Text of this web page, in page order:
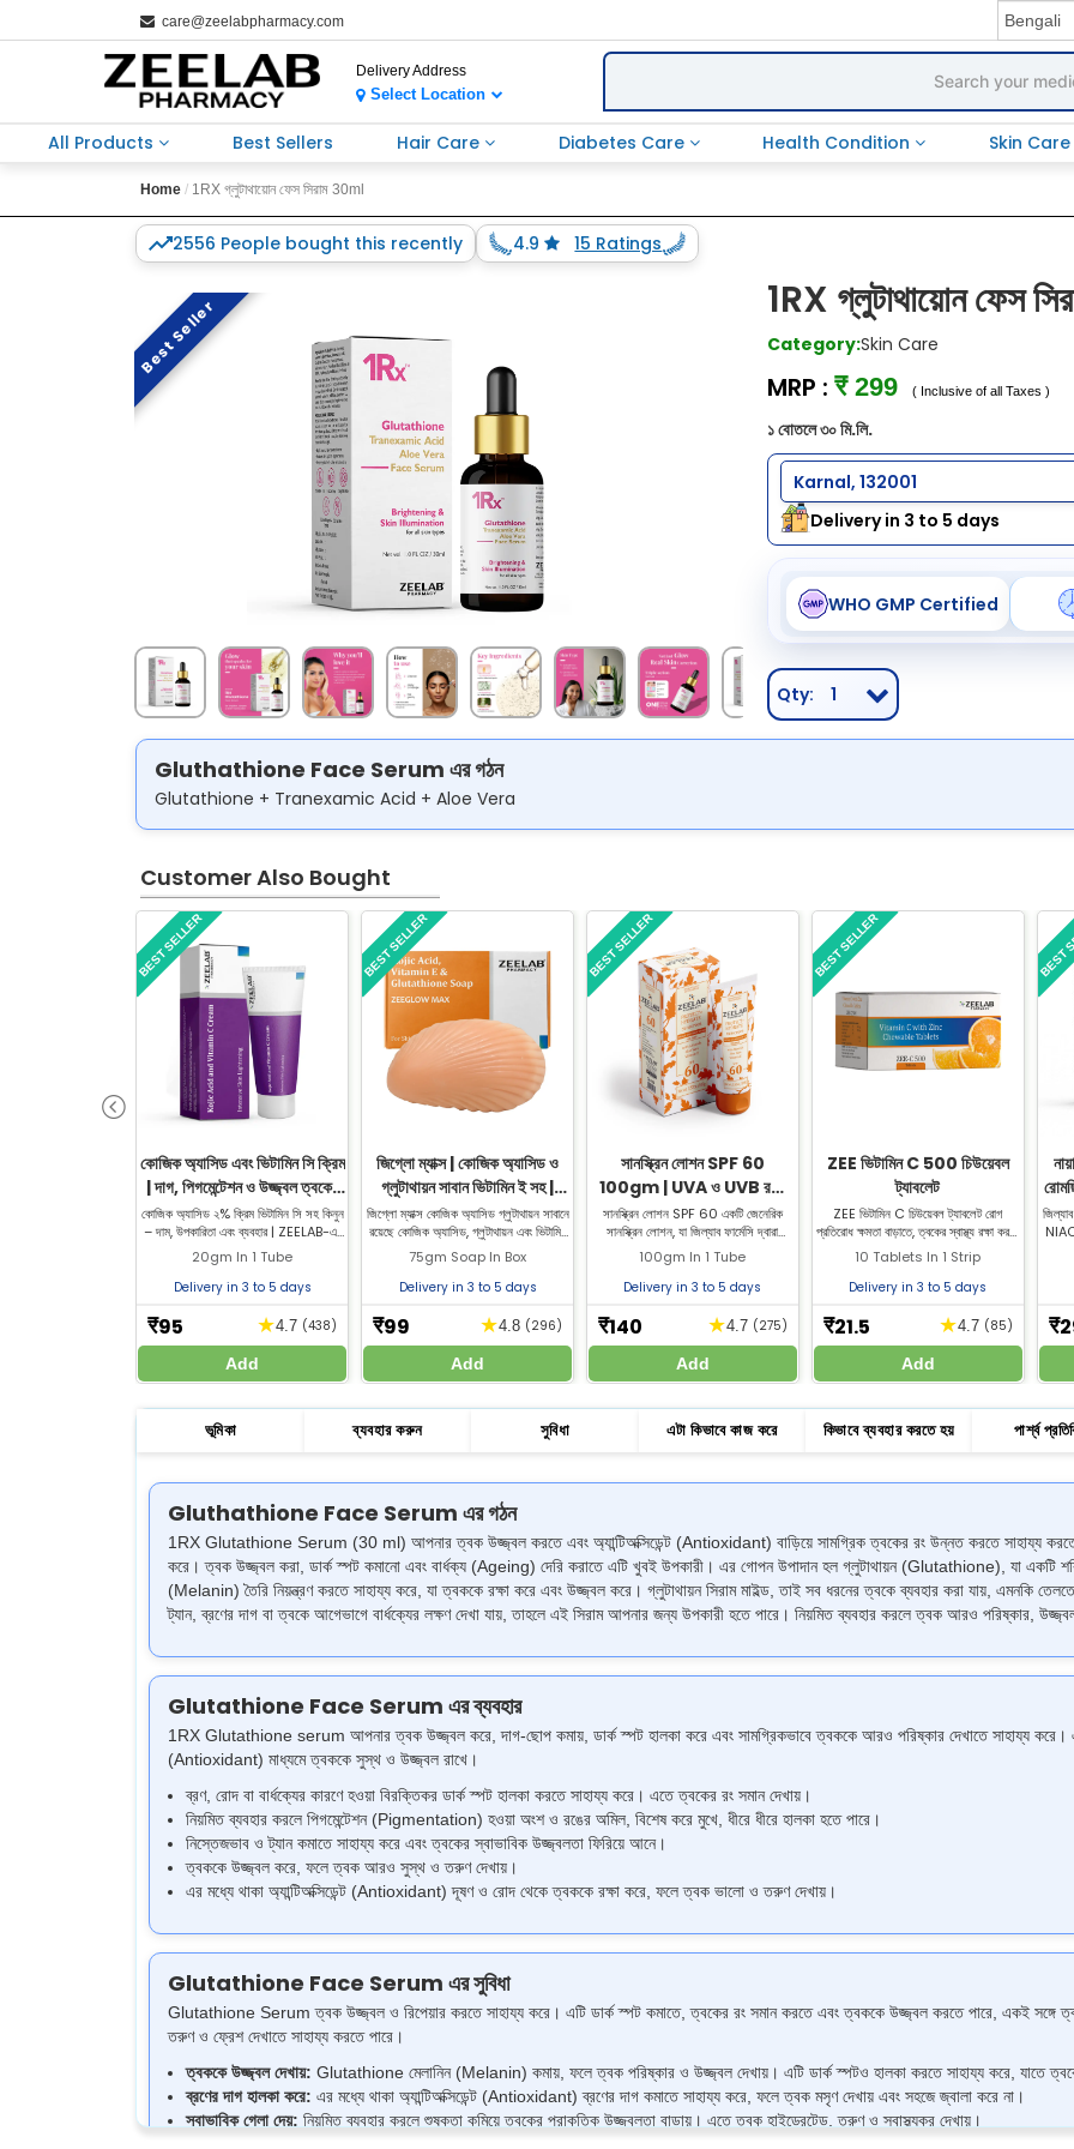
care@zeelabpharmacy.com
Delivery Address
Select Location
All Products Best Sellers Hair Care Diabetes Care Health Condition Skin Care
Home 1RX গ্লুটাথায়োন ফেস সিরাম 30ml
2556 People bought this recently 4.9 15 Ratings
Best Seller 1RX গ্লুটাথায়োন ফেস
Category:Skin Care
MRP :₹ 299( Inclusive of all Taxes )
১ বোতলে ৩০ মি.লি.
Karnal, 132001
Delivery in 3 to 5 days
WHO GMP Certified
Qty: 1
Gluthathione Face Serum এর গঠন
Glutathione + Tranexamic Acid + Aloe Vera
Customer Also Bought
কোজিক অ্যাসিড এবং ভিটামিন সি ক্রিম
| দাগ, পিগমেন্টেশন ও উজ্জ্বল ত্বকের
জন্য
কোজিক অ্যাসিড ২% ক্রিম ভিটামিন সি সহ কিনুন
– দাম, উপকারিতা এবং ব্যবহার | ZEELAB-এর
শক্তিশালী কোজিক অ্যাসিড এবং ভিটামিন সি
ক্রিম ফর্মুলার মাধ্যমে ত্বক ফর্সা করুন, দাগ কমান
এবং সমান ত্বকের রং পান
20gm In 1 Tube
Delivery in 3 to 5 days
₹95 ★4.7 (438)
Add
BEST SELLER
জিগ্লো ম্যাক্স | কোজিক অ্যাসিড ও
গ্লুটাথায়ন সাবান ভিটামিন ই সহ |
উজ্জ্বল ত্বকের জন্য
জিগ্লো ম্যাক্স কোজিক অ্যাসিড গ্লুটাথায়ন সাবানে
রয়েছে কোজিক অ্যাসিড, গ্লুটাথায়ন এবং ভিটামিন
ই, যা ত্বক ফর্সা করতে সহায়তা করে। আজই
জিল্যাব ফার্মেসি থেকে কোজিক গ্লুটাথায়ন সাবান
কিনুন!
75gm Soap In Box
Delivery in 3 to 5 days
₹99 ★4.8 (296)
Add
BEST SELLER
সানস্ক্রিন লোশন SPF 60
100gm | UVA ও UVB রশ্মি
থেকে বিস্তৃত সুরক্ষা
সানস্ক্রিন লোশন SPF 60 একটি জেনেরিক
সানস্ক্রিন লোশন, যা জিল্যাব ফার্মেসি দ্বারা
প্রস্তুত। এটি ত্বককে UVA ও UVB রশ্মি থেকে
সুরক্ষা দিতে ব্যবহৃত হয়।
100gm In 1 Tube
Delivery in 3 to 5 days
₹140 ★4.7 (275)
Add
BEST SELLER
ZEE ভিটামিন C 500 চিউয়েবল
ট্যাবলেট
ZEE ভিটামিন C চিউয়েবল ট্যাবলেট রোগ
প্রতিরোধ ক্ষমতা বাড়াতে, ত্বকের স্বাস্থ্য রক্ষা করতে
এবং অ্যান্টিঅক্সিডেন্ট সুরক্ষা দিতে সাহায্য করে।
এখনই সেরা দামে ভিটামিন C ট্যাবলেট কিনুন।
10 Tablets In 1 Strip
Delivery in 3 to 5 days
₹21.5 ★4.7 (85)
Add
BEST SELLER
ও
₹
ভূমিকা ব্যবহার করুন সুবিধা এটা কিভাবে কাজ করে কিভাবে ব্যবহার করতে হয় পার্শ্ব
Gluthathione Face Serum এর গঠন
1RX Glutathione Serum (30 ml) আপনার ত্বক উজ্জ্বল করতে এবং অ্যান্টিঅক্সিডেন্ট (Antioxidant) বাড়িয়ে সামগ্রিক ত্বকের রং উন্নত করতে সাহায্য করতে
করে। ত্বক উজ্জ্বল করা, ডার্ক স্পট কমানো এবং বার্ধক্য (Ageing) দেরি করাতে এটি খুবই উপকারী। এর গোপন উপাদান হল গ্লুটাথায়ন (Glutathione), যা একটি
(Melanin) তৈরি নিয়ন্ত্রণ করতে সাহায্য করে, যা ত্বককে রক্ষা করে এবং উজ্জ্বল করে। গ্লুটাথায়ন সিরাম মাইল্ড, তাই সব ধরনের ত্বকে ব্যবহার করা যায়, এমনকি
ট্যান, ব্রণের দাগ বা ত্বকে আগেভাগে বার্ধক্যের লক্ষণ দেখা যায়, তাহলে এই সিরাম আপনার জন্য উপকারী হতে পারে। নিয়মিত ব্যবহার করলে ত্বক আরও পরিষ্কার,
Glutathione Face Serum এর ব্যবহার
1RX Glutathione serum আপনার ত্বক উজ্জ্বল করে, দাগ-ছোপ কমায়, ডার্ক স্পট হালকা করে এবং সামগ্রিকভাবে ত্বককে আরও পরিষ্কার দেখাতে সাহায্য করে। এটি
(Antioxidant) মাধ্যমে ত্বককে সুস্থ ও উজ্জ্বল রাখে।
ব্রণ, রোদ বা বার্ধক্যের কারণে হওয়া বিরক্তিকর ডার্ক স্পট হালকা করতে সাহায্য করে। এতে ত্বকের রং সমান দেখায়।
নিয়মিত ব্যবহার করলে পিগমেন্টেশন (Pigmentation) হওয়া অংশ ও রঙের অমিল, বিশেষ করে মুখে, ধীরে ধীরে হালকা হতে পারে।
নিস্তেজভাব ও ট্যান কমাতে সাহায্য করে এবং ত্বকের স্বাভাবিক উজ্জ্বলতা ফিরিয়ে আনে।
ত্বককে উজ্জ্বল করে, ফলে ত্বক আরও সুস্থ ও তরুণ দেখায়।
এর মধ্যে থাকা অ্যান্টিঅক্সিডেন্ট (Antioxidant) দূষণ ও রোদ থেকে ত্বককে রক্ষা করে, ফলে ত্বক ভালো ও তরুণ দেখায়।
Glutathione Face Serum এর সুবিধা
Glutathione Serum ত্বক উজ্জ্বল ও রিপেয়ার করতে সাহায্য করে। এটি ডার্ক স্পট কমাতে, ত্বকের রং সমান করতে এবং ত্বককে উজ্জ্বল করতে পারে, একই সঙ্গে
তরুণ ও ফ্রেশ দেখাতে সাহায্য করতে পারে।
ত্বককে উজ্জ্বল দেখায়:Glutathione মেলানিন (Melanin) কমায়, ফলে ত্বক পরিষ্কার ও উজ্জ্বল দেখায়। এটি ডার্ক স্পটও হালকা করতে সাহায্য করে, যাতে
ব্রণের দাগ হালকা করে:এর মধ্যে থাকা অ্যান্টিঅক্সিডেন্ট (Antioxidant) ব্রণের দাগ কমাতে সাহায্য করে, ফলে ত্বক মসৃণ দেখায় এবং সহজে জ্বালা করে না।
স্বাভাবিক গ্লো দেয়: নিয়মিত ব্যবহার করলে শুষ্কতা কমিয়ে ত্বকের প্রাকৃতিক উজ্জ্বলতা বাড়ায়। এতে ত্বক হাইড্রেটেড, তরুণ ও স্বাস্থ্যকর দেখায়।